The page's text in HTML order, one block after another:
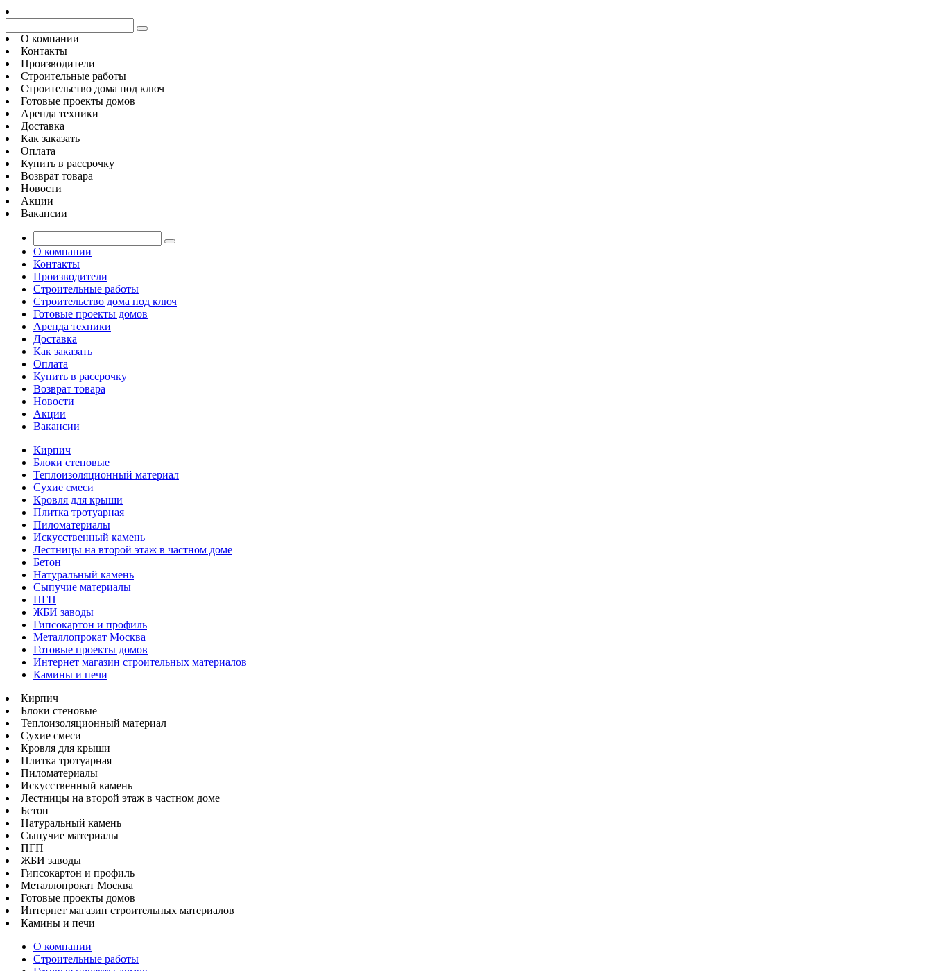
О компании
Контакты
Производители
Строительные работы
Строительство дома под ключ
Готовые проекты домов
Аренда техники
Доставка
Как заказать
Оплата
Купить в рассрочку
Возврат товара
Новости
Акции
Вакансии
О компании
Контакты
Производители
Строительные работы
Строительство дома под ключ
Готовые проекты домов
Аренда техники
Доставка
Как заказать
Оплата
Купить в рассрочку
Возврат товара
Новости
Акции
Вакансии
Кирпич
Блоки стеновые
Теплоизоляционный материал
Сухие смеси
Кровля для крыши
Плитка тротуарная
Пиломатериалы
Искусственный камень
Лестницы на второй этаж в частном доме
Бетон
Натуральный камень
Сыпучие материалы
ПГП
ЖБИ заводы
Гипсокартон и профиль
Металлопрокат Москва
Готовые проекты домов
Интернет магазин строительных материалов
Камины и печи
Кирпич
Блоки стеновые
Теплоизоляционный материал
Сухие смеси
Кровля для крыши
Плитка тротуарная
Пиломатериалы
Искусственный камень
Лестницы на второй этаж в частном доме
Бетон
Натуральный камень
Сыпучие материалы
ПГП
ЖБИ заводы
Гипсокартон и профиль
Металлопрокат Москва
Готовые проекты домов
Интернет магазин строительных материалов
Камины и печи
О компании
Строительные работы